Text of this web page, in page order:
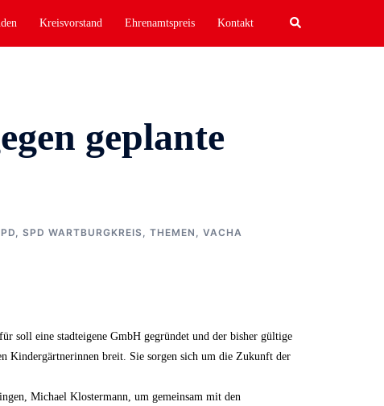
Kreisvorstand Ehrenamtspreis Kontakt Search
geplante
SPD WARTBURGKREIS THEMEN VACHA
soll eine stadteigene GmbH gegründet und der bisher gültige
Kindergärtnerinnen breit. Sie sorgen sich um die Zukunft der
Michael Klostermann, um gemeinsam mit den